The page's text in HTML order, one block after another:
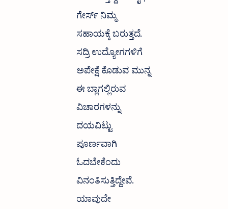
ಗೇರ್ಸ್ ನಿಮ್ಮ
ಸಹಾಯಕ್ಕೆ ಬರುತ್ತದೆ.
ಸದ್ರಿ ಉದ್ಯೋಗಗಳಿಗೆ
ಅಪೇಕ್ಷೆ ಕೊಡುವ ಮುನ್ನ
ಈ ಬ್ಲಾಗಲ್ಲಿರುವ
ವಿಚಾರಗಳನ್ನು
ದಯವಿಟ್ಟು
ಪೂರ್ಣವಾಗಿ
ಓದಬೇಕೆಂದು
ವಿನಂತಿಸುತ್ತಿದ್ದೇವೆ.
ಯಾವುದೇ